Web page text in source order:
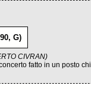
G)
CIVRAN)
fatto in un posto